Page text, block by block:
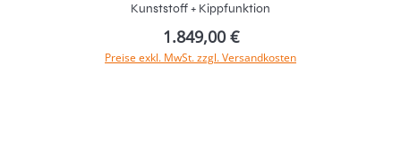
Kunststoff + Kippfunktion
1.849,00 €
Preise exkl. MwSt. zzgl. Versandkosten